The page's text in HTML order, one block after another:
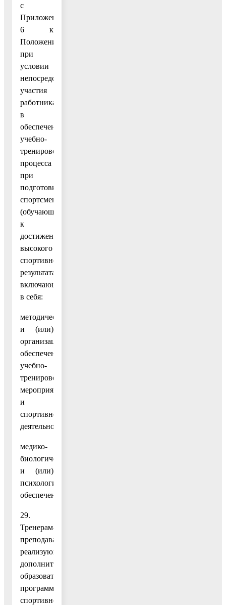
с
Приложением
6 к
Положению,
при
условии
непосредственного
участия
работника
в
обеспечении
учебно-
тренировочного
процесса
при
подготовке
спортсмена
(обучающегося)
к
достижению
высокого
спортивного
результата,
включающего
в себя:
методическое
и (или)
организационное
обеспечение
учебно-
тренировочных
мероприятий
и
спортивной
деятельности;
медико-
биологическое
и (или)
психологическое
обеспечение.
29.
Тренерам-
преподавателям,
реализующим
дополнительные
образовательные
программы
спортивной